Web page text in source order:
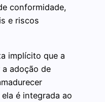
conformidade,
e riscos
implícito que a
adoção de
é integrada ao